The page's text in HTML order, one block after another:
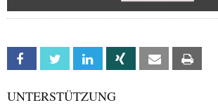
Facebook Twitter Linkedin Xing Email
UNTERSTÜTZUNG